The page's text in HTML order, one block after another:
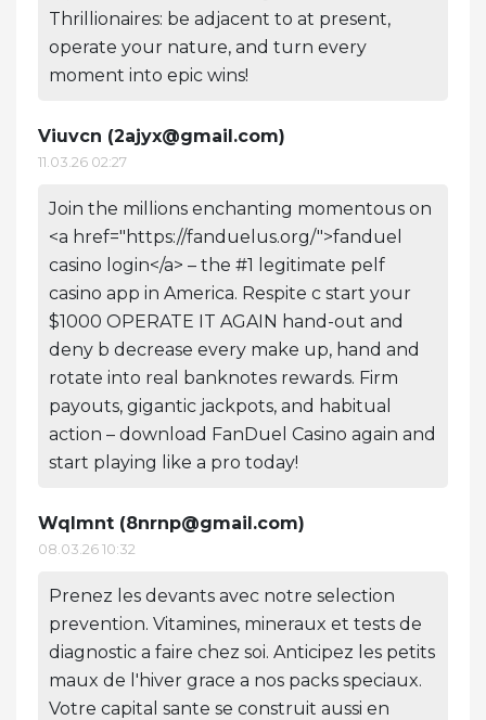
Thrillionaires: be adjacent to at present,
operate your nature, and turn every
moment into epic wins!
Viuvcn (2ajyx@gmail.com)
11.03.26 02:27
Join the millions enchanting momentous on
<a href="https://fanduelus.org/">fanduel
casino login</a> – the #1 legitimate pelf
casino app in America. Respite c start your
$1000 OPERATE IT AGAIN hand-out and
deny b decrease every make up, hand and
rotate into real banknotes rewards. Firm
payouts, gigantic jackpots, and habitual
action – download FanDuel Casino again and
start playing like a pro today!
Wqlmnt (8nrnp@gmail.com)
08.03.26 10:32
Prenez les devants avec notre selection
prevention. Vitamines, mineraux et tests de
diagnostic a faire chez soi. Anticipez les petits
maux de l'hiver grace a nos packs speciaux.
Votre capital sante se construit aussi en